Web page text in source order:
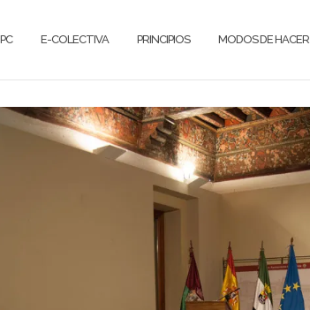
E-COLECTIVA PRINCIPIOS MODOS DE HACER